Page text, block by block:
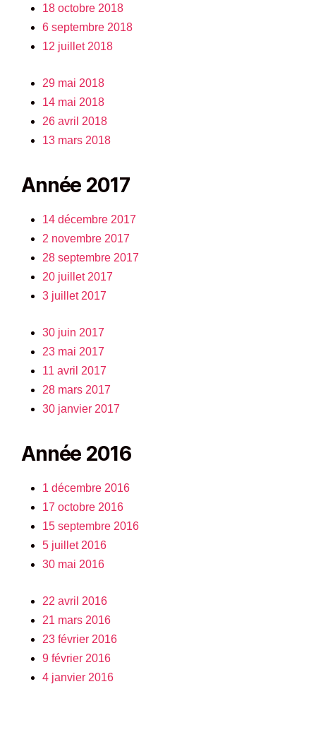
18 octobre 2018
6 septembre 2018
12 juillet 2018
29 mai 2018
14 mai 2018
26 avril 2018
13 mars 2018
Année 2017
14 décembre 2017
2 novembre 2017
28 septembre 2017
20 juillet 2017
3 juillet 2017
30 juin 2017
23 mai 2017
11 avril 2017
28 mars 2017
30 janvier 2017
Année 2016
1 décembre 2016
17 octobre 2016
15 septembre 2016
5 juillet 2016
30 mai 2016
22 avril 2016
21 mars 2016
23 février 2016
9 février 2016
4 janvier 2016